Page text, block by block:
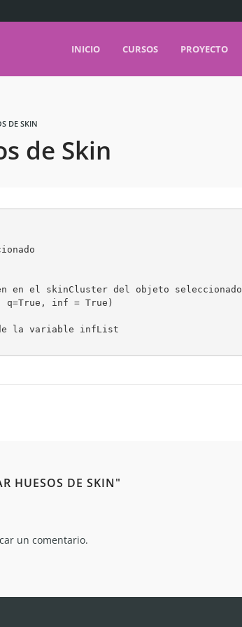
INICIO CURSOS PROYECTO
DE SKIN
de Skin
en el skinCluster del objeto seleccionado
inf = True)
la variable infList
HUESOS DE SKIN"
un comentario.